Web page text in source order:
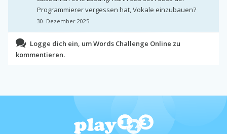
Programmierer vergessen hat, Vokale einzubauen?
30. Dezember 2025
Logge dich ein, um Words Challenge Online zu
kommentieren.